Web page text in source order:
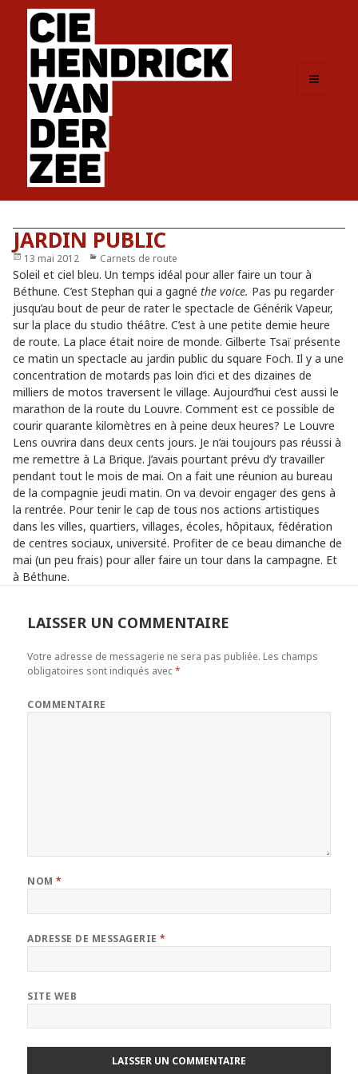
JARDIN PUBLIC
Publié
le
13 mai 2012 Catégories
Carnets de route
Soleil et ciel bleu. Un temps idéal pour aller faire un tour à
Béthune. C’est Stephan qui a gagné the voice. Pas pu regarder
jusqu’au bout de peur de rater le spectacle de Générik Vapeur,
sur la place du studio théâtre. C’est à une petite demie heure
de route. La place était noire de monde. Gilberte Tsaï présente
ce matin un spectacle au jardin public du square Foch. Il y a une
concentration de motards pas loin d’ici et des dizaines de
milliers de motos traversent le village. Aujourd’hui c’est aussi le
marathon de la route du Louvre. Comment est ce possible de
courir quarante kilomètres en à peine deux heures? Le Louvre
Lens ouvrira dans deux cents jours. Je n’ai toujours pas réussi à
me remettre à La Brique. J’avais pourtant prévu d’y travailler
pendant tout le mois de mai. On a fait une réunion au bureau
de la compagnie jeudi matin. On va devoir engager des gens à
la rentrée. Pour tenir le cap de tous nos actions artistiques
dans les villes, quartiers, villages, écoles, hôpitaux, fédération
de centres sociaux, université. Profiter de ce beau dimanche de
mai (un peu frais) pour aller faire un tour dans la campagne. Et
à Béthune.
LAISSER UN COMMENTAIRE
Votre adresse de messagerie ne sera pas publiée. Les champs
obligatoires sont indiqués avec*
COMMENTAIRE
NOM*
ADRESSE DE MESSAGERIE*
SITE WEB